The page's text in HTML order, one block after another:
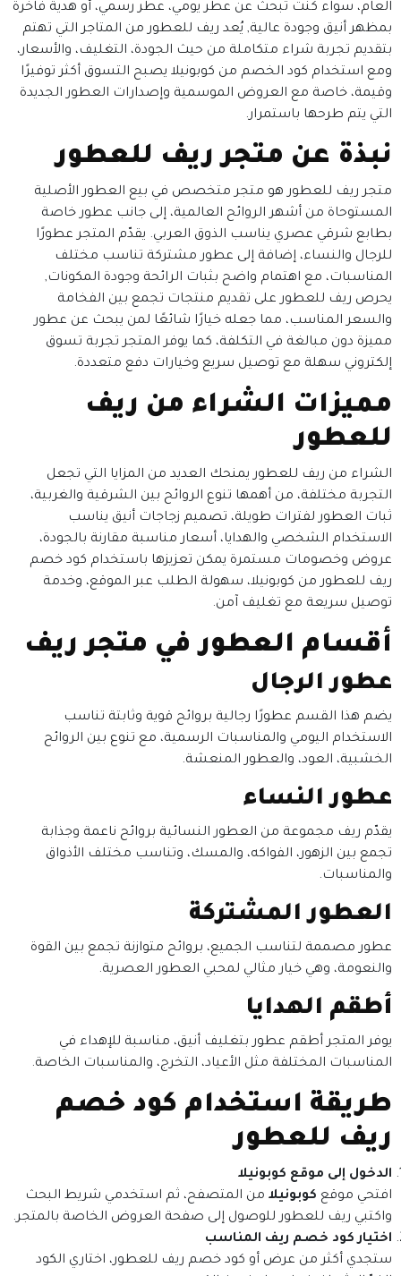
العام، سواء كنت تبحث عن عطر يومي، عطر رسمي، أو هدية فاخرة
بمظهر أنيق وجودة عالية, يُعد ريف للعطور من المتاجر التي تهتم
بتقديم تجربة شراء متكاملة من حيث الجودة، التغليف، والأسعار،
ومع استخدام كود الخصم من كوبونيلا يصبح التسوق أكثر توفيرًا
وقيمة، خاصة مع العروض الموسمية وإصدارات العطور الجديدة
التي يتم طرحها باستمرار.
نبذة عن متجر ريف للعطور
متجر ريف للعطور هو متجر متخصص في بيع العطور الأصلية
المستوحاة من أشهر الروائح العالمية، إلى جانب عطور خاصة
بطابع شرقي عصري يناسب الذوق العربي. يقدّم المتجر عطورًا
للرجال والنساء، إضافة إلى عطور مشتركة تناسب مختلف
المناسبات، مع اهتمام واضح بثبات الرائحة وجودة المكونات,
يحرص ريف للعطور على تقديم منتجات تجمع بين الفخامة
والسعر المناسب، مما جعله خيارًا شائعًا لمن يبحث عن عطور
مميزة دون مبالغة في التكلفة، كما يوفر المتجر تجربة تسوق
إلكتروني سهلة مع توصيل سريع وخيارات دفع متعددة.
مميزات الشراء من ريف
للعطور
الشراء من ريف للعطور يمنحك العديد من المزايا التي تجعل
التجربة مختلفة، من أهمها تنوع الروائح بين الشرقية والغربية،
ثبات العطور لفترات طويلة، تصميم زجاجات أنيق يناسب
الاستخدام الشخصي والهدايا، أسعار مناسبة مقارنة بالجودة،
عروض وخصومات مستمرة يمكن تعزيزها باستخدام كود خصم
ريف للعطور من كوبونيلا، سهولة الطلب عبر الموقع، وخدمة
توصيل سريعة مع تغليف آمن.
أقسام العطور في متجر ريف
عطور الرجال
يضم هذا القسم عطورًا رجالية بروائح قوية وثابتة تناسب
الاستخدام اليومي والمناسبات الرسمية، مع تنوع بين الروائح
الخشبية، العود، والعطور المنعشة.
عطور النساء
يقدّم ريف مجموعة من العطور النسائية بروائح ناعمة وجذابة
تجمع بين الزهور، الفواكه، والمسك، وتناسب مختلف الأذواق
والمناسبات.
العطور المشتركة
عطور مصممة لتناسب الجميع، بروائح متوازنة تجمع بين القوة
والنعومة، وهي خيار مثالي لمحبي العطور العصرية.
أطقم الهدايا
يوفر المتجر أطقم عطور بتغليف أنيق، مناسبة للإهداء في
المناسبات المختلفة مثل الأعياد، التخرج، والمناسبات الخاصة.
طريقة استخدام كود خصم
ريف للعطور
الدخول إلى موقع كوبونيلا
افتحي موقع كوبونيلا من المتصفح، ثم استخدمي شريط البحث
واكتبي ريف للعطورللوصول إلى صفحة العروض الخاصة بالمتجر.
اختيار كود خصم ريف المناسب
ستجدي أكثر من عرض أو كود خصم ريف للعطور، اختاري الكود